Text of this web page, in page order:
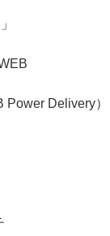
Delivery）